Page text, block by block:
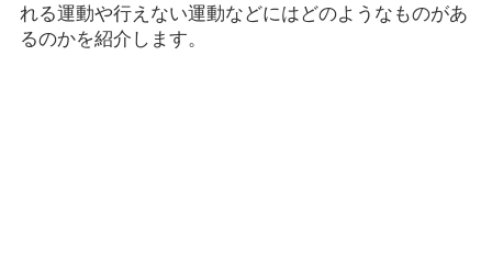
れる運動や行えない運動などにはどのようなものがあ
るのかを紹介します。